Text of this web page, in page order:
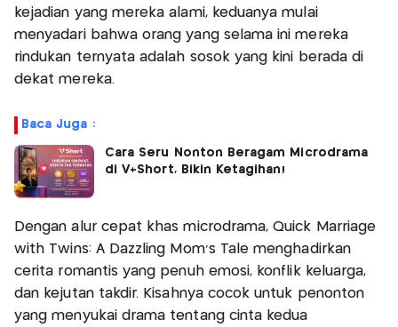
kejadian yang mereka alami, keduanya mulai
menyadari bahwa orang yang selama ini mereka
rindukan ternyata adalah sosok yang kini berada di
dekat mereka.
Baca Juga :
Cara Seru Nonton Beragam Microdrama
di V+Short, Bikin Ketagihan!
Dengan alur cepat khas microdrama, Quick Marriage
with Twins: A Dazzling Mom's Tale menghadirkan
cerita romantis yang penuh emosi, konflik keluarga,
dan kejutan takdir. Kisahnya cocok untuk penonton
yang menyukai drama tentang cinta kedua